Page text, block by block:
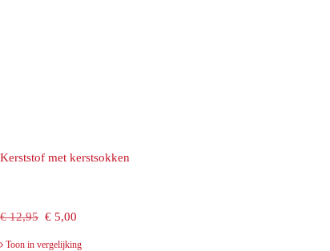
Kerststof met kerstsokken
€12,95 Oorspronkelijke
prijs
€5,00
prijs
Toon in vergelijking